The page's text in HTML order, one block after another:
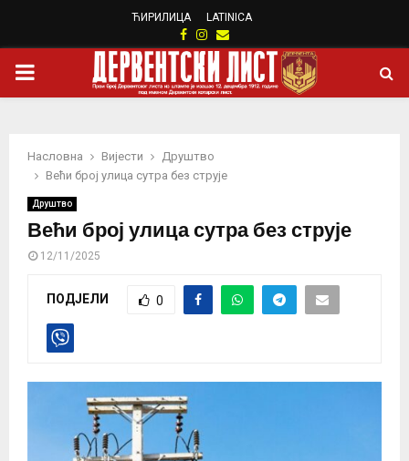
ЋИРИЛИЦА LATINICA
Facebook
Instagram
Email
PRIMARY
Насловна Вијести
Друштво
Већи број улица сутра без струје
Друштво
Већи број улица сутра без струје
12/11/2025
ПОДЈЕЛИ 0